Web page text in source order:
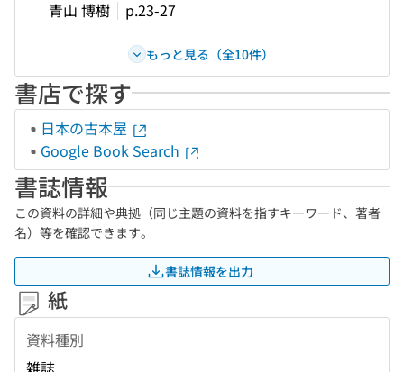
青山 博樹
p.23-27
もっと見る（全10件）
書店で探す
日本の古本屋
Google Book Search
書誌情報
この資料の詳細や典拠（同じ主題の資料を指すキーワード、著者
名）等を確認できます。
書誌情報を出力
紙
資料種別
雑誌